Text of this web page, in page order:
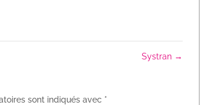
Systran →
sont indiqués avec *